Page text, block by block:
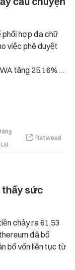
phối hợp đa chữ
việc phê duyệt
tăng 25,16%
Lại
Retweed
thấy sức
chảy ra 61,53
đã bổ
bổ vốn liên tục từ